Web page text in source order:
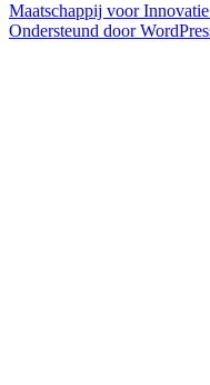
Maatschappij voor
Ondersteund door